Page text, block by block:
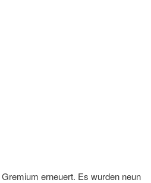
erneuert. Es wurden neun